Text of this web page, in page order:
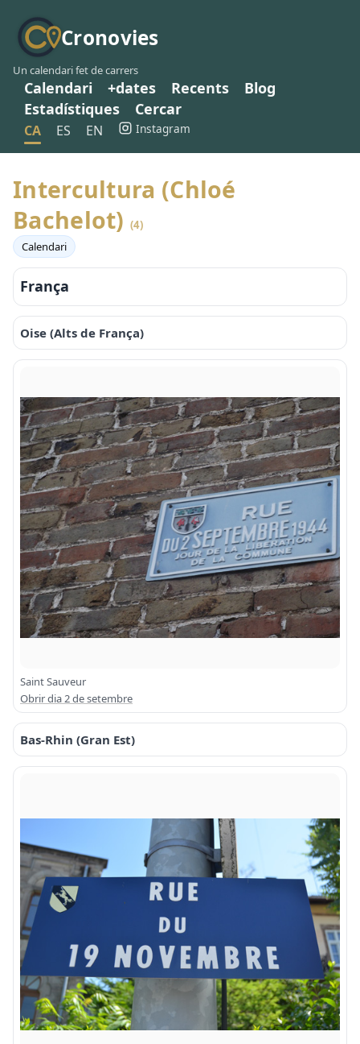
Cronovies
Un calendari fet de carrers
Calendari +dates Recents
Blog
Estadístiques
Cercar
CA ES EN Instagram
Intercultura (Chloé
Bachelot)(4)
Calendari
França
Oise (Alts de França)
Saint Sauveur
Obrir dia 2 de setembre
Bas-Rhin (Gran Est)